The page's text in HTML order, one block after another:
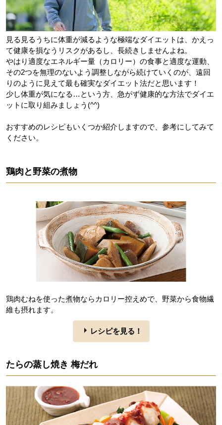
見る見るうちに体重が減るような極端なダイエットは、かえっ
て健康を損なうリスクがあるし、長続きしませんよね。
やはり適度なエネルギー量（カロリー）の食事と適度な運動、
その2つを無理のないよう調整しながら続けていくのが、遠回
りのように見えて最も確実なダイエット法だと思います！
少し体重が気になる…という方、急がず健康的な方法でダイエ
ットに取り組みましょう(^^)
おすすめのレシピもいくつか紹介しますので、参考にしてみて
ください。
鶏肉と野菜の煮物
鶏肉むねを使った煮物ならカロリー控えめで、野菜から食物繊
維も摂れます。
レシピを見る！
たらの蒸し焼き 梅だれ